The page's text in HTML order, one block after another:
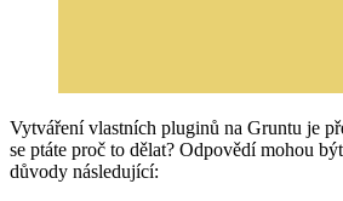
Vytváření vlastních pluginů na Gruntu je
se ptáte proč to dělat? Odpovědí mohou
důvody následující: